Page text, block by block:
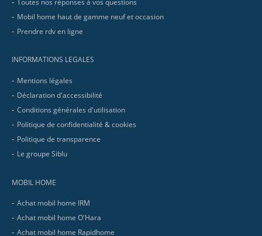
Mobil home haut de gamme neuf et occasion
Prendre rdv en ligne
INFORMATIONS LEGALES
Mentions légales
Déclaration d'accessibilité
Conditions générales d'utilisation
Politique de confidentialité & cookies
Politique de transparence
Le groupe Siblu
MOBIL HOME
Achat mobil home IRM
Achat mobil home O'Hara
Achat mobil home Rapidhome